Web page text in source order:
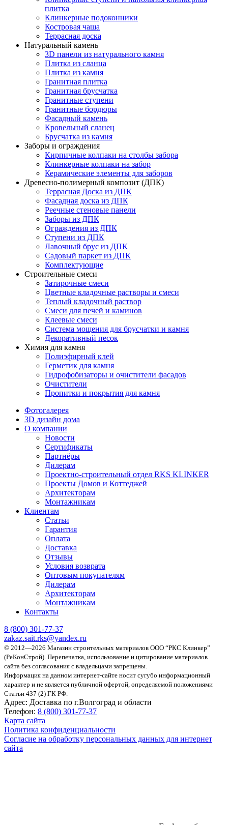
плитка
Клинкерные подоконники
Костровая чаша
Террасная доска
Натуральный камень
3D панели из натурального камня
Плитка из сланца
Плитка из камня
Гранитная плитка
Гранитная брусчатка
Гранитные ступени
Гранитные бордюры
Фасадный камень
Кровельный сланец
Брусчатка из камня
Заборы и ограждения
Кирпичные колпаки на столбы забора
Клинкерные колпаки на забор
Керамические элементы для заборов
Древесно-полимерный композит (ДПК)
Террасная Доска из ДПК
Фасадная доска из ДПК
Реечные стеновые панели
Заборы из ДПК
Ограждения из ДПК
Ступени из ДПК
Лавочный брус из ДПК
Садовый паркет из ДПК
Комплектующие
Строительные смеси
Затирочные смеси
Цветные кладочные растворы и смеси
Теплый кладочный раствор
Смеси для печей и каминов
Клеевые смеси
Система мощения для брусчатки и камня
Декоративный песок
Химия для камня
Полиэфирный клей
Герметик для камня
Гидрофобизаторы и очистители фасадов
Очистители
Пропитки и покрытия для камня
Фотогалерея
3D дизайн дома
О компании
Новости
Сертификаты
Партнёры
Дилерам
Проектно-строительный отдел RKS KLINKER
Проекты Домов и Коттеджей
Архитекторам
Монтажникам
Клиентам
Статьи
Гарантия
Оплата
Доставка
Отзывы
Условия возврата
Оптовым покупателям
Дилерам
Архитекторам
Монтажникам
Контакты
8 (800) 301-77-37
zakaz.sait.rks@yandex.ru
© 2012—2026 Магазин строительных материалов ООО “РКС Клинкер”
(РеКонСтрой). Перепечатка, использование и цитирование материалов
сайта без согласования с владельцами запрещены.
Информация на данном интернет-сайте носит сугубо информационный
характер и не является публичной офертой, определяемой положениями
Статьи 437 (2) ГК РФ.
Адрес: Доставка по г.Волгоград и области
Телефон: 8 (800) 301-77-37
Карта сайта
Политика конфиденциальности
Согласие на обработку персональных данных для интернет
сайта